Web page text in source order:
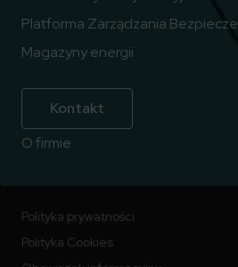
Platforma Zarządzania
Magazyny energii
Kontakt
O firmie
Polityka prywatności
Polityka Cookies